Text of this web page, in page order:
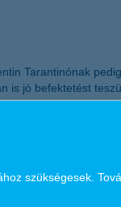
Tarantinónak
jó befektetést
ezt a
szükségesek.